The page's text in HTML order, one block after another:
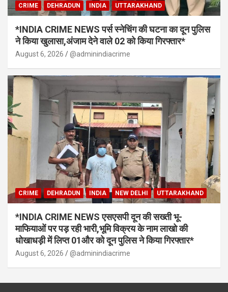
CRIME DEHRADUN INDIA UTTARAKHAND
*INDIA CRIME NEWS पर्स स्नेचिंग की घटना का दून पुलिस
ने किया खुलासा,अंजाम देने वाले 02 को किया गिरफ्तार*
August 6, 2026 @adminindiacrime
CRIME DEHRADUN INDIA NEW DELHI UTTARAKHAND
*INDIA CRIME NEWS एसएसपी दून की सख्ती भू-
माफियाओं पर पड़ रही भारी,भूमि विक्रय के नाम लाखो की
धोखाधड़ी में लिप्त 01और को दून पुलिस ने किया गिरफ्तार*
August 6, 2026 @adminindiacrime